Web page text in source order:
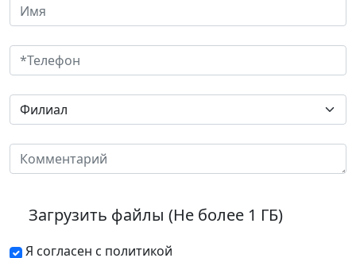
Загрузить файлы (Не более 1 ГБ)
Я согласен с политикой